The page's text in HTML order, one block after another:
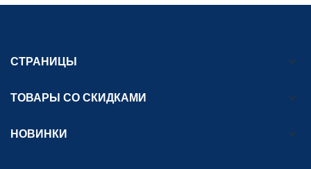
СТРАНИЦЫ
ТОВАРЫ СО СКИДКАМИ
НОВИНКИ